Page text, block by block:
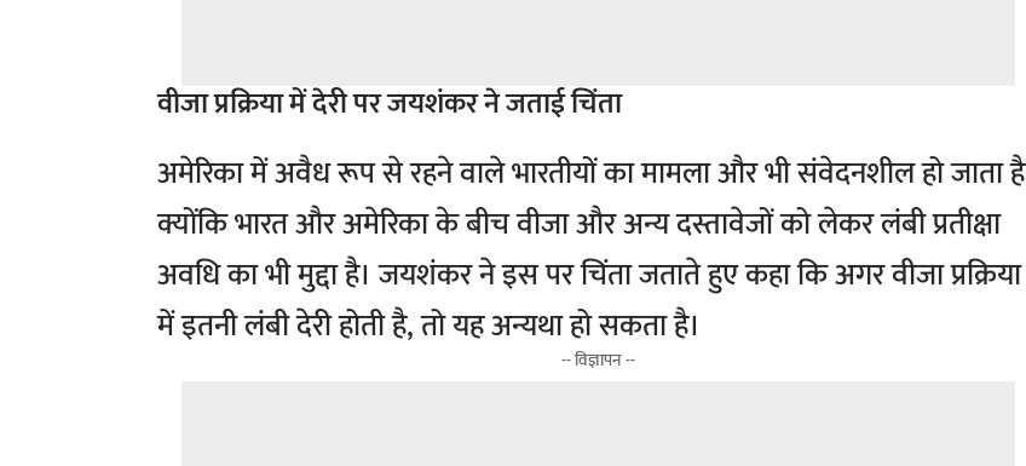
वीजा प्रक्रिया में देरी पर जयशंकर ने जताई चिंता
अमेरिका में अवैध रूप से रहने वाले भारतीयों का मामला और भी संवेदनशील हो जाता है
क्योंकि भारत और अमेरिका के बीच वीजा और अन्य दस्तावेजों को लेकर लंबी प्रतीक्षा
अवधि का भी मुद्दा है। जयशंकर ने इस पर चिंता जताते हुए कहा कि अगर वीजा प्रक्रिया
में इतनी लंबी देरी होती है, तो यह अन्यथा हो सकता है।
-- विज्ञापन --